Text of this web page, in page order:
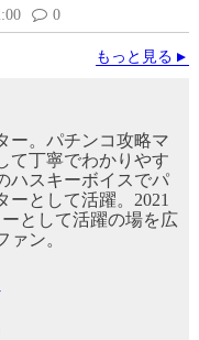
0
もっと見る
ー。パチンコ攻略マ
て丁寧でわかりやす
ハスキーボイスでパ
ーとして活躍。2021
として活躍の場を広
ン。